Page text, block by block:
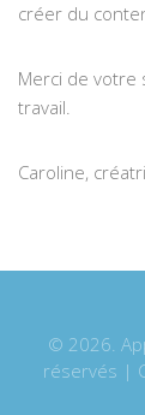
créer du
Merci de votre
travail.
Caroline,
© 2026.
réservés |